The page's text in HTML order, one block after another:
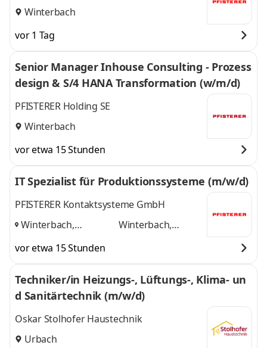
Winterbach
vor 1 Tag
Senior Manager Inhouse Consulting - Prozess
design & S/4 HANA Transformation (w/m/d)
PFISTERER Holding SE
Winterbach
vor etwa 15 Stunden
IT Spezialist für Produktionssysteme (m/w/d)
PFISTERER Kontaktsysteme GmbH
Winterbach,
Gussenstadtund
Winterbach,
vor etwa 15 Stunden
Techniker/in Heizungs-, Lüftungs-, Klima- un
d Sanitärtechnik (m/w/d)
Oskar Stolhofer Haustechnik
Urbach